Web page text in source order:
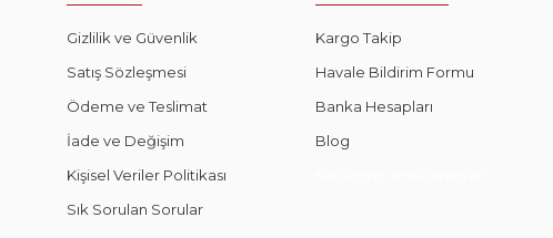
Gizlilik ve Güvenlik
Satış Sözleşmesi
Ödeme ve Teslimat
İade ve Değişim
Kişisel Veriler Politikası
Sık Sorulan Sorular
Kargo Takip
Havale Bildirim Formu
Banka Hesapları
Blog